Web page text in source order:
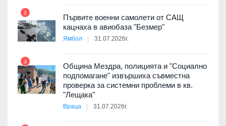
2
Първите военни самолети от САЩ
кацнаха в авиобаза "Безмер"
Ямбол 31.07.2026г.
3
Община Мездра, полицията и "Социално
подпомагане" извършиха съвместна
проверка за системни проблеми в кв.
"Лещака"
Враца 31.07.2026г.